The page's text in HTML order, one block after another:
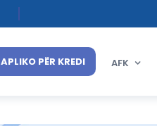
APLIKO PËR KREDI AFK